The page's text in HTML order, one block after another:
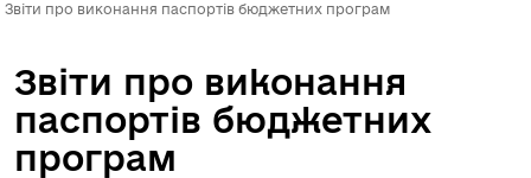
Звіти про виконання паспортів бюджетних програм
Звіти про виконання
паспортів бюджетних
програм